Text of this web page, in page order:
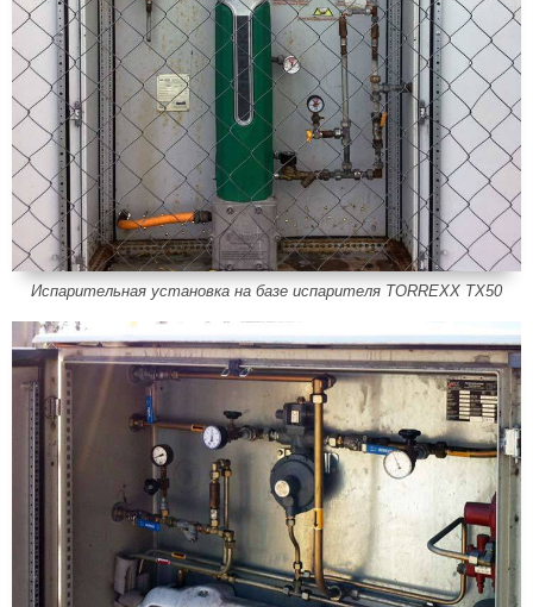
Испарительная установка на базе испарителя TORREXX TX50